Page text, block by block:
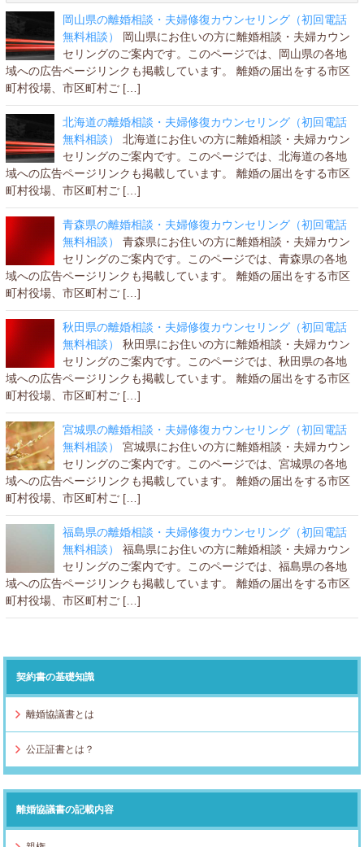
岡山県の離婚相談・夫婦修復カウンセリング（初回電話
無料相談）
岡山県にお住いの方に離婚相談・夫婦カウン
セリングのご案内です。このページでは、岡山県の各地
域への広告ページリンクも掲載しています。 離婚の届出をする市区
町村役場、市区町村ご […]
北海道の離婚相談・夫婦修復カウンセリング（初回電話
無料相談）
北海道にお住いの方に離婚相談・夫婦カウン
セリングのご案内です。このページでは、北海道の各地
域への広告ページリンクも掲載しています。 離婚の届出をする市区
町村役場、市区町村ご […]
青森県の離婚相談・夫婦修復カウンセリング（初回電話
無料相談）
青森県にお住いの方に離婚相談・夫婦カウン
セリングのご案内です。このページでは、青森県の各地
域への広告ページリンクも掲載しています。 離婚の届出をする市区
町村役場、市区町村ご […]
秋田県の離婚相談・夫婦修復カウンセリング（初回電話
無料相談）
秋田県にお住いの方に離婚相談・夫婦カウン
セリングのご案内です。このページでは、秋田県の各地
域への広告ページリンクも掲載しています。 離婚の届出をする市区
町村役場、市区町村ご […]
宮城県の離婚相談・夫婦修復カウンセリング（初回電話
無料相談）
宮城県にお住いの方に離婚相談・夫婦カウン
セリングのご案内です。このページでは、宮城県の各地
域への広告ページリンクも掲載しています。 離婚の届出をする市区
町村役場、市区町村ご […]
福島県の離婚相談・夫婦修復カウンセリング（初回電話
無料相談）
福島県にお住いの方に離婚相談・夫婦カウン
セリングのご案内です。このページでは、福島県の各地
域への広告ページリンクも掲載しています。 離婚の届出をする市区
町村役場、市区町村ご […]
契約書の基礎知識
離婚協議書とは
公正証書とは？
離婚協議書の記載内容